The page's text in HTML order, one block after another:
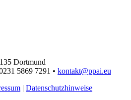
Dortmund
5869 7291 • kontakt@ppai.eu
| Datenschutzhinweise